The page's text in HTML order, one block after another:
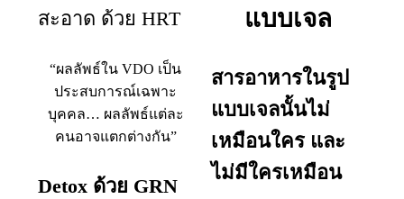
สะอาด ด้วย HRT
“ผลลัพธ์ใน VDO เป็น
ประสบการณ์เฉพาะ
บุคคล… ผลลัพธ์แต่ละ
คนอาจแตกต่างกัน”
Detox ด้วย GRN
แบบเจล
สารอาหารในรูป
แบบเจลนั้นไม่
เหมือนใคร และ
ไม่มีใครเหมือน